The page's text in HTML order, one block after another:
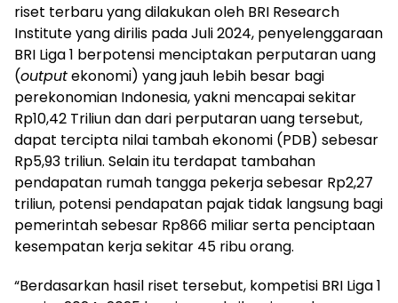
riset terbaru yang dilakukan oleh BRI Research
Institute yang dirilis pada Juli 2024, penyelenggaraan
BRI Liga 1 berpotensi menciptakan perputaran uang
(outputekonomi) yang jauh lebih besar bagi
perekonomian Indonesia, yakni mencapai sekitar
Rp10,42 Triliun dan dari perputaran uang tersebut,
dapat tercipta nilai tambah ekonomi (PDB) sebesar
Rp5,93 triliun. Selain itu terdapat tambahan
pendapatan rumah tangga pekerja sebesar Rp2,27
triliun, potensi pendapatan pajak tidak langsung bagi
pemerintah sebesar Rp866 miliar serta penciptaan
kesempatan kerja sekitar 45 ribu orang.
“Berdasarkan hasil riset tersebut, kompetisi BRI Liga 1